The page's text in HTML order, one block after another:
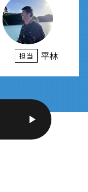
担当 平林